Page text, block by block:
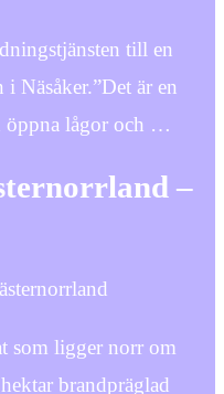
till en
Näsåker.”Det är en
öppna lågor och …
–
som ligger norr om
brandpräglad